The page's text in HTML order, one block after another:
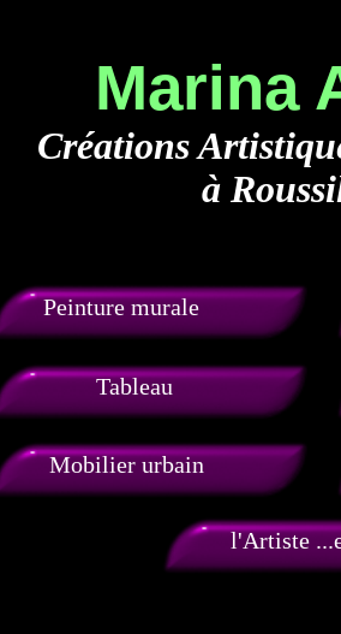
Peinture murale
Mobilier urbain
l'Artiste
Tableau
Marina
Créations
à